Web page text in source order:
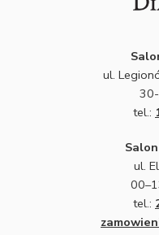
ul.
tel.:
ul.
tel.: